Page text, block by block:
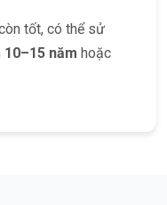
tốt, có thể sử
10–15 năm hoặc